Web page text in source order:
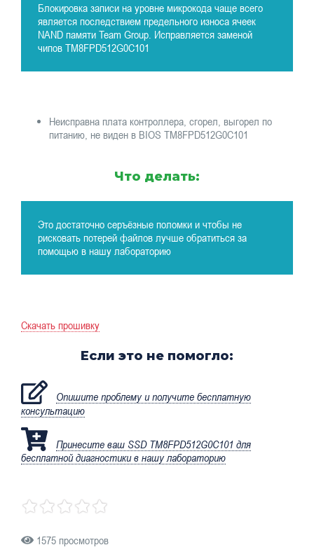
Блокировка записи на уровне микрокода чаще всего
является последствием предельного износа ячеек
NAND памяти Team Group. Исправляется заменой
чипов TM8FPD512G0C101
Неисправна плата контроллера, сгорел, выгорел по
питанию, не виден в BIOS TM8FPD512G0C101
Что делать:
Это достаточно серъёзные поломки и чтобы не
рисковать потерей файлов лучше обратиться за
помощью в нашу лабораторию
Скачать прошивку
Если это не помогло:
Опишите проблему и получите бесплатную
консультацию
Принесите ваш SSD TM8FPD512G0C101 для
бесплатной диагностики в нашу лабораторию
1575 просмотров